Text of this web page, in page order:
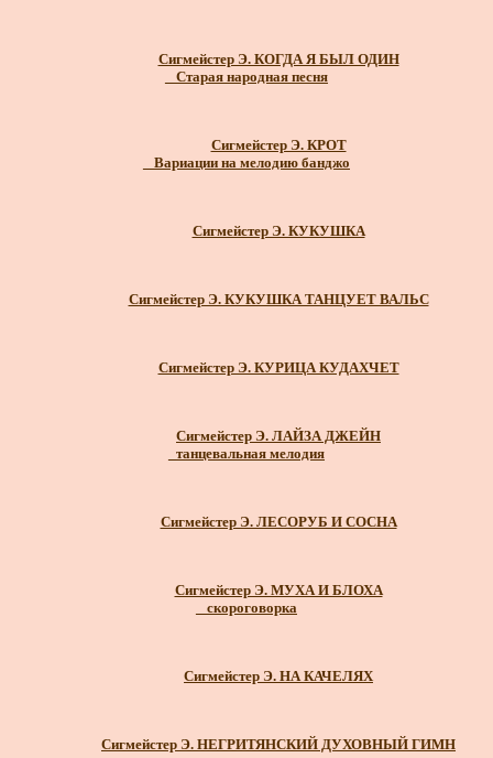
Сигмейстер Э. КОГДА Я БЫЛ ОДИН
_ Старая народная песня
Сигмейстер Э. КРОТ
_ Вариации на мелодию банджо
Сигмейстер Э. КУКУШКА
Сигмейстер Э. КУКУШКА ТАНЦУЕТ ВАЛЬС
Сигмейстер Э. КУРИЦА КУДАХЧЕТ
Сигмейстер Э. ЛАЙЗА ДЖЕЙН
_танцевальная мелодия
Сигмейстер Э. ЛЕСОРУБ И СОСНА
Сигмейстер Э. МУХА И БЛОХА
_ скороговорка
Сигмейстер Э. НА КАЧЕЛЯХ
Сигмейстер Э. НЕГРИТЯНСКИЙ ДУХОВНЫЙ ГИМН